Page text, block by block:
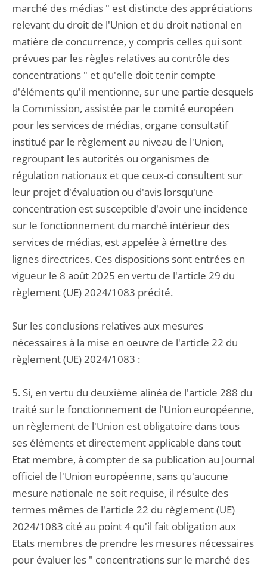
marché des médias " est distincte des appréciations
relevant du droit de l'Union et du droit national en
matière de concurrence, y compris celles qui sont
prévues par les règles relatives au contrôle des
concentrations " et qu'elle doit tenir compte
d'éléments qu'il mentionne, sur une partie desquels
la Commission, assistée par le comité européen
pour les services de médias, organe consultatif
institué par le règlement au niveau de l'Union,
regroupant les autorités ou organismes de
régulation nationaux et que ceux-ci consultent sur
leur projet d'évaluation ou d'avis lorsqu'une
concentration est susceptible d'avoir une incidence
sur le fonctionnement du marché intérieur des
services de médias, est appelée à émettre des
lignes directrices. Ces dispositions sont entrées en
vigueur le 8 août 2025 en vertu de l'article 29 du
règlement (UE) 2024/1083 précité.
Sur les conclusions relatives aux mesures
nécessaires à la mise en oeuvre de l'article 22 du
règlement (UE) 2024/1083 :
5. Si, en vertu du deuxième alinéa de l'article 288 du
traité sur le fonctionnement de l'Union européenne,
un règlement de l'Union est obligatoire dans tous
ses éléments et directement applicable dans tout
Etat membre, à compter de sa publication au Journal
officiel de l'Union européenne, sans qu'aucune
mesure nationale ne soit requise, il résulte des
termes mêmes de l'article 22 du règlement (UE)
2024/1083 cité au point 4 qu'il fait obligation aux
Etats membres de prendre les mesures nécessaires
pour évaluer les " concentrations sur le marché des